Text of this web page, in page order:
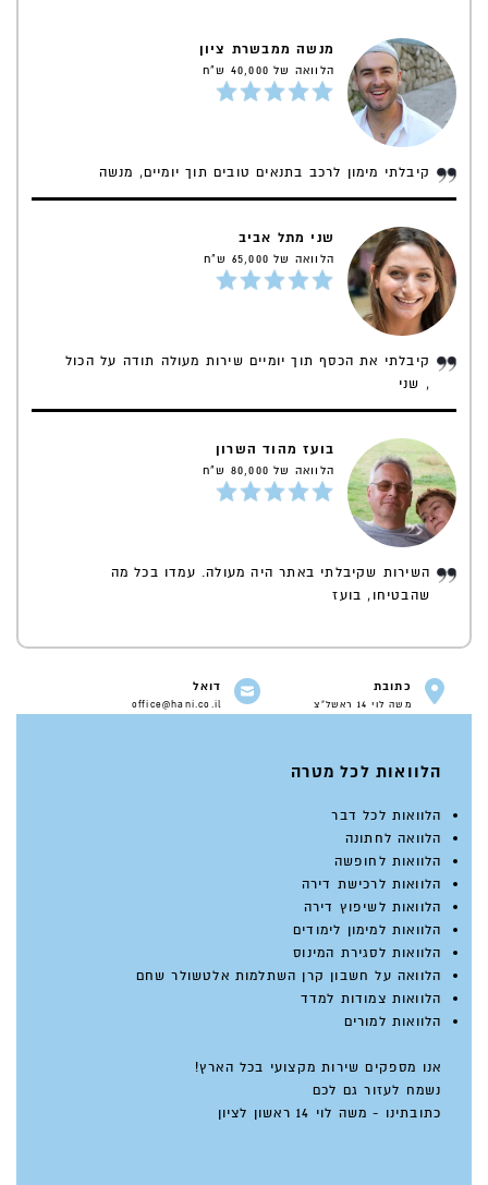
מנשה ממבשרת ציון
הלוואה של 40,000 ש"ח
קיבלתי מימון לרכב בתנאים טובים תוך יומיים, מנשה
שני מתל אביב
הלוואה של 65,000 ש"ח
קיבלתי את הכסף תוך יומיים שירות מעולה תודה על הכול
, שני
בועז מהוד השרון
הלוואה של 80,000 ש"ח
השירות שקיבלתי באתר היה מעולה. עמדו בכל מה
שהבטיחו, בועז
כתובת
משה לוי 14 ראשל"צ
דואל
office@hani.co.il
הלוואות לכל מטרה
הלוואות לכל דבר
הלוואה לחתונה
הלוואות לחופשה
הלוואות לרכישת דירה
הלוואות לשיפוץ דירה
הלוואות למימון לימודים
הלוואות לסגירת המינוס
הלוואה על חשבון קרן השתלמות אלטשולר שחם
הלוואות צמודות למדד
הלוואות למורים
אנו מספקים שירות מקצועי בכל הארץ!
נשמח לעזור גם לכם
כתובתינו - משה לוי 14 ראשון לציון